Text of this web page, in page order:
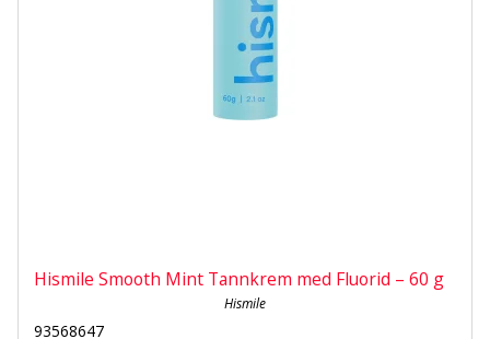
Hismile Smooth Mint Tannkrem med Fluorid – 60 g
Hismile
93568647